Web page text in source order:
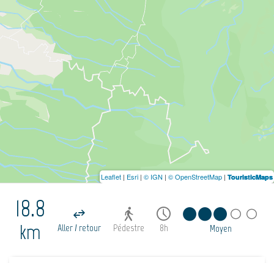
18.8
km Aller / retour Pédestre 8h Moyen
Leaflet | Esri | © IGN | © OpenStreetMap | TouristicMaps